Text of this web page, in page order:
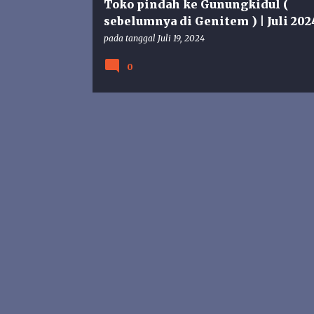
Toko pindah ke Gunungkidul (
sebelumnya di Genitem ) | Juli
pada tanggal Juli 19, 2024
0